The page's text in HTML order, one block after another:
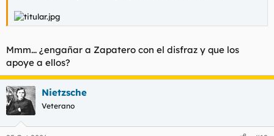
Mmm... ¿engañar a Zapatero con el disfraz y que los
apoye a ellos?
Nietzsche
Veterano